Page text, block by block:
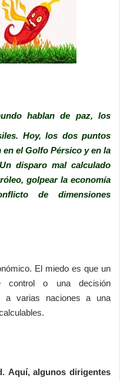
hablan de paz, los
Hoy, los dos puntos
el Golfo Pérsico y en la
disparo mal calculado
golpear la economía
de dimensiones
El miedo es que un
control o una decisión
a varias naciones a una
Aquí, algunos dirigentes